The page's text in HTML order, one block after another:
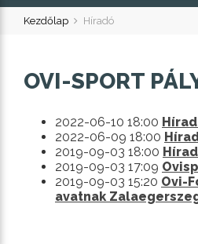
Kezdőlap Híradó
OVI-SPORT
2022-06-10 18:00
2022-06-09 18:00
2019-09-03 18:00
2019-09-03 17:09
2019-09-03 15:20 Ovi-
avatnak